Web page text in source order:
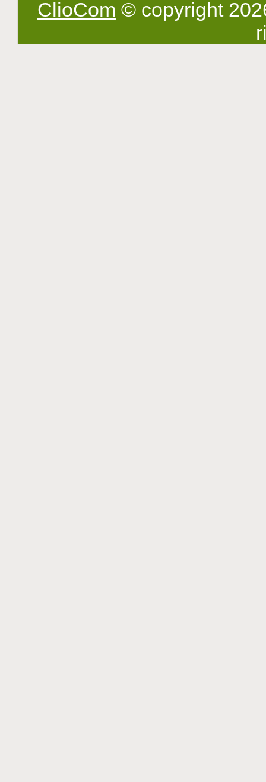
ClioCom © copyright